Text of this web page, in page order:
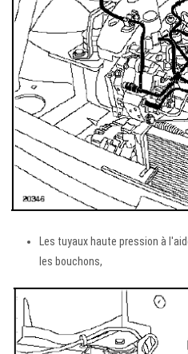
Les tuyaux haute pression à
les bouchons,